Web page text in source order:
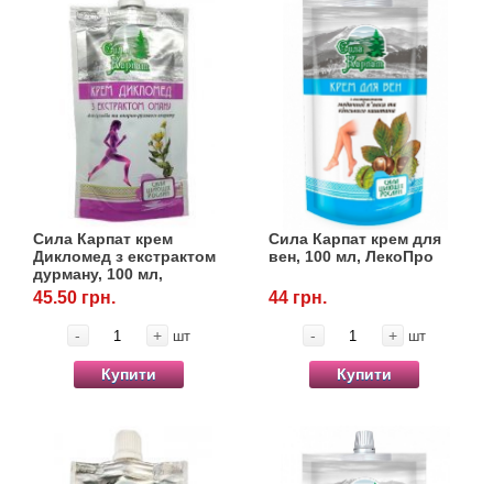
Сила Карпат крем
Дикломед з екстрактом
дурману, 100 мл,
ЛекоПро
45.50 грн.
- + шт
Купити
Сила Карпат крем для
вен, 100 мл, ЛекоПро
44 грн.
- + шт
Купити